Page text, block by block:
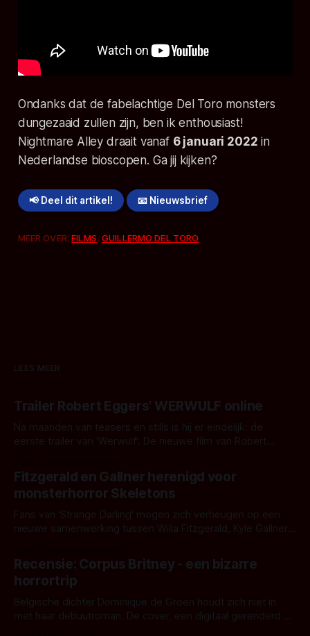
Ondanks dat de fabelachtige Del Toro monsters
dungezaaid zullen zijn, ben ik enthousiast!
Nightmare Alley draait vanaf 6 januari 2022 in
Nederlandse bioscopen. Ga jij kijken?
📢 Deel dit artikel! 📧 Nieuwsbrief
MEER OVER:FILMS,GUILLERMO DEL TORO
LEES MEER
Trailer Robert Eggers' WERWULF online
Na maanden van teasers en stills is hij er eindelijk: de
eerste trailer van 'Werwulf'. De nieuwe film van Robert
kille stijl vol folklore en mythe. Het topic deze keer is (kon
het het al raden?)... de weerwolf. Kijk je mee?
Fitzgerald en Gallner herenigd voor
monsterhorror Skeletons
Fans van 'Strange Darling' mogen zich verheugen op een
nieuwe samenwerking tussen Willa Fitzgerald, Kyle Gallner
'Skeletons', een nieuwe creature feature waarvoor de
opnames zijn gestart in Australië.
Recensie: Corpus Britney - een bizarre
horrortrip
Belgische dichter Dominique de Groen houdt zich niet in
met haar debuutroman. De cover, een digitaal gerenderd en